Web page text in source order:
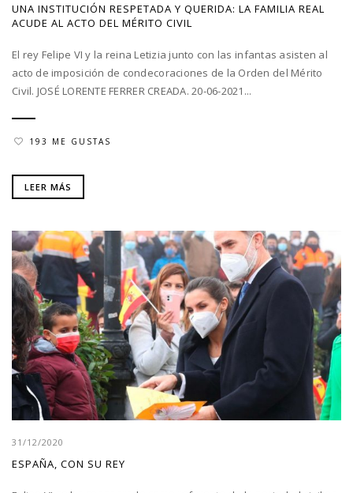
UNA INSTITUCIÓN RESPETADA Y QUERIDA: LA FAMILIA REAL
ACUDE AL ACTO DEL MÉRITO CIVIL
El rey Felipe VI y la reina Letizia junto con las infantas asisten al
acto de imposición de condecoraciones de la Orden del Mérito
Civil. JOSÉ LORENTE FERRER CREADA. 20-06-2021...
193 ME GUSTAS
LEER MÁS
31/12/2020
ESPAÑA, CON SU REY